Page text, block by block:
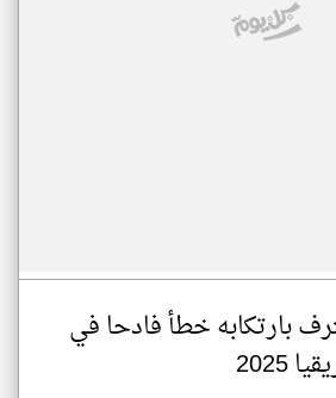
بارتكابه خطأ فادحا في
2025